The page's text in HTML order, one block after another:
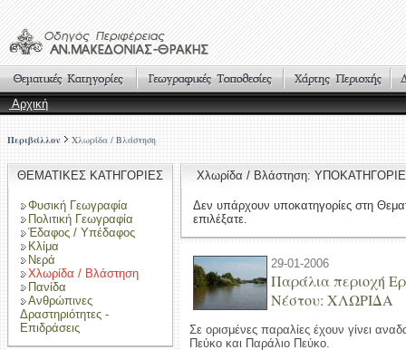
Αρχική
Περιβάλλον Χλωρίδα / Βλάστηση
ΘΕΜΑΤΙΚΕΣ ΚΑΤΗΓΟΡΙΕΣ
Φυσική Γεωγραφία
Πολιτική Γεωγραφία
Έδαφος / Υπέδαφος
Κλίμα
Νερά
Χλωρίδα / Βλάστηση
Πανίδα
Ανθρώπινες
Δραστηριότητες -
Επιδράσεις
Χλωρίδα / Βλάστηση:
Δεν υπάρχουν υποκατηγορίες στη
επιλέξατε.
29-01-2006
Παράλια περιοχή
Νέστου: ΧΛΩΡΙΔΑ
Σε ορισμένες παραλίες έχουν γίνει
Πεύκο και Παράλιο Πεύκο.